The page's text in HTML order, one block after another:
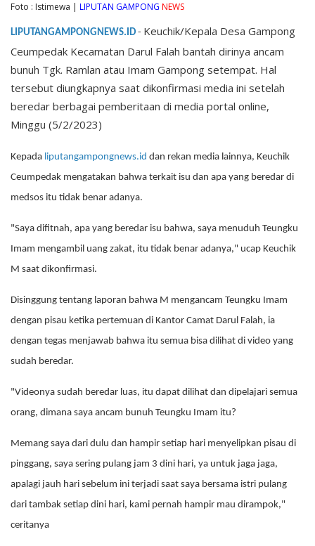
Foto : Istimewa | LIPUTAN GAMPONG NEWS
LIPUTANGAMPONGNEWS.ID - Keuchik/Kepala Desa Gampong
Ceumpedak Kecamatan Darul Falah bantah dirinya ancam
bunuh Tgk. Ramlan atau Imam Gampong setempat. Hal
tersebut diungkapnya saat dikonfirmasi media ini setelah
beredar berbagai pemberitaan di media portal online,
Minggu (5/2/2023)
Kepada liputangampongnews.id dan rekan media lainnya, Keuchik
Ceumpedak mengatakan bahwa terkait isu dan apa yang beredar di
medsos itu tidak benar adanya.
"Saya difitnah, apa yang beredar isu bahwa, saya menuduh Teungku
Imam mengambil uang zakat, itu tidak benar adanya," ucap Keuchik
M saat dikonfirmasi.
Disinggung tentang laporan bahwa M mengancam Teungku Imam
dengan pisau ketika pertemuan di Kantor Camat Darul Falah, ia
dengan tegas menjawab bahwa itu semua bisa dilihat di video yang
sudah beredar.
"Videonya sudah beredar luas, itu dapat dilihat dan dipelajari semua
orang, dimana saya ancam bunuh Teungku Imam itu?
Memang saya dari dulu dan hampir setiap hari menyelipkan pisau di
pinggang, saya sering pulang jam 3 dini hari, ya untuk jaga jaga,
apalagi jauh hari sebelum ini terjadi saat saya bersama istri pulang
dari tambak setiap dini hari, kami pernah hampir mau dirampok,"
ceritanya